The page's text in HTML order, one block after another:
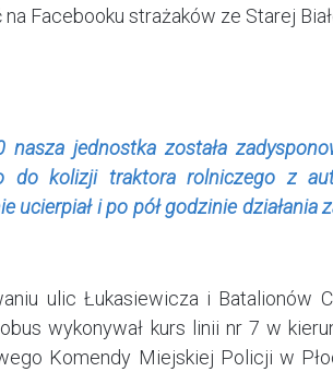
Facebooku strażaków ze Starej
jednostka została
do kolizji traktora rolniczego z
ucierpiał i po pół godzinie działania
ulic Łukasiewicza i Batalionów
wykonywał kurs linii nr 7 w
Komendy Miejskiej Policji w